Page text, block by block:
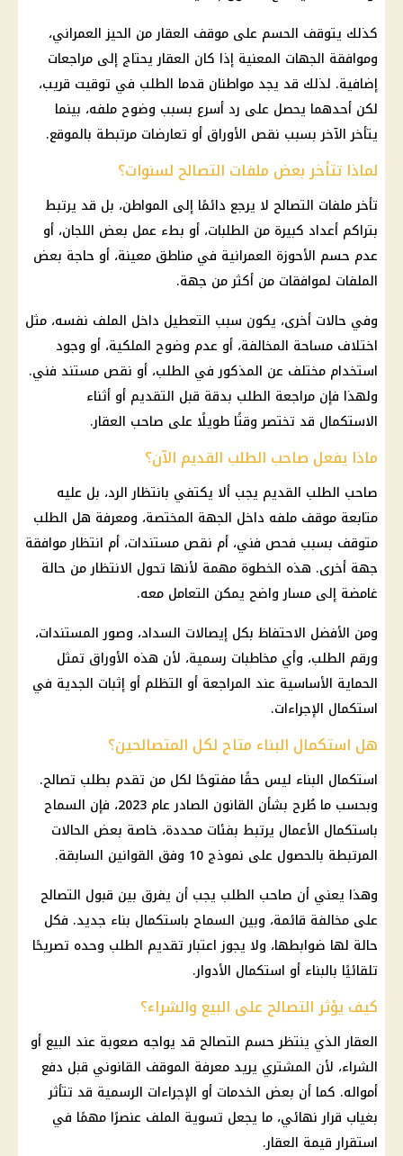
كذلك يتوقف الحسم على موقف العقار من الحيز العمراني،
وموافقة الجهات المعنية إذا كان العقار يحتاج إلى مراجعات
إضافية. لذلك قد يجد مواطنان قدما الطلب في توقيت قريب،
لكن أحدهما يحصل على رد أسرع بسبب وضوح ملفه، بينما
يتأخر الآخر بسبب نقص الأوراق أو تعارضات مرتبطة بالموقع.
لماذا تتأخر بعض ملفات التصالح لسنوات؟
تأخر ملفات التصالح لا يرجع دائمًا إلى المواطن، بل قد يرتبط
بتراكم أعداد كبيرة من الطلبات، أو بطء عمل بعض اللجان، أو
عدم حسم الأحوزة العمرانية في مناطق معينة، أو حاجة بعض
الملفات لموافقات من أكثر من جهة.
وفي حالات أخرى، يكون سبب التعطيل داخل الملف نفسه، مثل
اختلاف مساحة المخالفة، أو عدم وضوح الملكية، أو وجود
استخدام مختلف عن المذكور في الطلب، أو نقص مستند فني.
ولهذا فإن مراجعة الطلب بدقة قبل التقديم أو أثناء
الاستكمال قد تختصر وقتًا طويلًا على صاحب العقار.
ماذا يفعل صاحب الطلب القديم الآن؟
صاحب الطلب القديم يجب ألا يكتفي بانتظار الرد، بل عليه
متابعة موقف ملفه داخل الجهة المختصة، ومعرفة هل الطلب
متوقف بسبب فحص فني، أم نقص مستندات، أم انتظار موافقة
جهة أخرى. هذه الخطوة مهمة لأنها تحول الانتظار من حالة
غامضة إلى مسار واضح يمكن التعامل معه.
ومن الأفضل الاحتفاظ بكل إيصالات السداد، وصور المستندات،
ورقم الطلب، وأي مخاطبات رسمية، لأن هذه الأوراق تمثل
الحماية الأساسية عند المراجعة أو التظلم أو إثبات الجدية في
استكمال الإجراءات.
هل استكمال البناء متاح لكل المتصالحين؟
استكمال البناء ليس حقًا مفتوحًا لكل من تقدم بطلب تصالح.
وبحسب ما طُرح بشأن القانون الصادر عام 2023، فإن السماح
باستكمال الأعمال يرتبط بفئات محددة، خاصة بعض الحالات
المرتبطة بالحصول على نموذج 10
وفق القوانين السابقة.
وهذا يعني أن صاحب الطلب يجب أن يفرق بين قبول التصالح
على مخالفة قائمة، وبين السماح باستكمال بناء جديد. فكل
حالة لها ضوابطها، ولا يجوز اعتبار تقديم الطلب وحده تصريحًا
تلقائيًا بالبناء أو استكمال الأدوار.
كيف يؤثر التصالح على البيع والشراء؟
العقار الذي ينتظر حسم التصالح قد يواجه صعوبة عند البيع أو
الشراء، لأن المشتري يريد معرفة الموقف القانوني قبل دفع
أمواله. كما أن بعض الخدمات أو الإجراءات الرسمية قد تتأثر
بغياب قرار نهائي، ما يجعل تسوية الملف عنصرًا مهمًا في
استقرار قيمة العقار.